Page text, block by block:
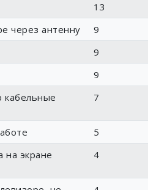
13
через антенну
9
9
9
кабельные
7
5
на экране
4